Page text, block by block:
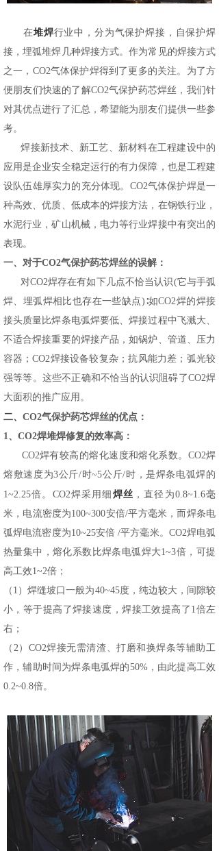
在堆焊行业中，分为气保护焊接，自保护焊
接，埋弧堆焊几种焊接方式。作为常见的焊接方式
之一， CO2气体保护焊得到了更多的关注。为了方
便朋友们快速的了解CO2气保护药芯焊丝，我们针
对其优点进行了汇总，希望能为朋友们提供一些参
考。
焊接新技术、新工艺、新材料在工程建设中的
应用是企业安全稳定运行的有力保障，也是工程建
设队伍雄厚实力的充分体现。CO2气体保护焊是一
种高效、优质、低成本的焊接方法，在钢铁行业，
水泥行业，矿山机械，电力等行业焊接中有突出的
表现。
一、对于CO2气保护药芯焊丝的误解：
对CO2焊存在有如下几点不恰当认识(它与手弧
焊、埋弧焊相比也存在一些缺点)∶如CO2焊的焊接
接头质量比焊条电弧焊要低、焊接过程中飞溅大、
不适合焊接重要的焊接产品，如锅炉、管道、压力
容器；CO2焊接设备较复杂；抗风能力差；弧光较
强等等。这些不正确和不恰当的认识阻碍了CO2焊
大面积的推广应用。
二、 CO2气保护药芯焊丝的优点：
1、CO2焊堆焊修复的效率高：
CO2焊有较高的熔化速度和熔化系数。CO2焊
熔敷速度为3公斤/时~5公斤/时，是焊条电弧焊的
1~2.25倍。CO2焊采用细 焊丝 ，直径为0.8~1.6毫
米，电流密度为100~300安倍/平方毫米，而焊条电
弧焊电流密度为10~25安倍 /平方毫米。CO2焊电弧
热量集中，熔化系数比焊条电弧焊大1~3倍，可提
高工效1~2倍；
（1）焊缝坡口一般为40~45度，纯边较大，间隙较
小，等于提高了焊接速度，焊接工效提高了1倍左
右；
（2）CO2焊接无需清渣、打磨和换焊条等辅助工
作，辅助时间为焊条电弧焊的50%，由此提高工效
0.2~0.8倍。